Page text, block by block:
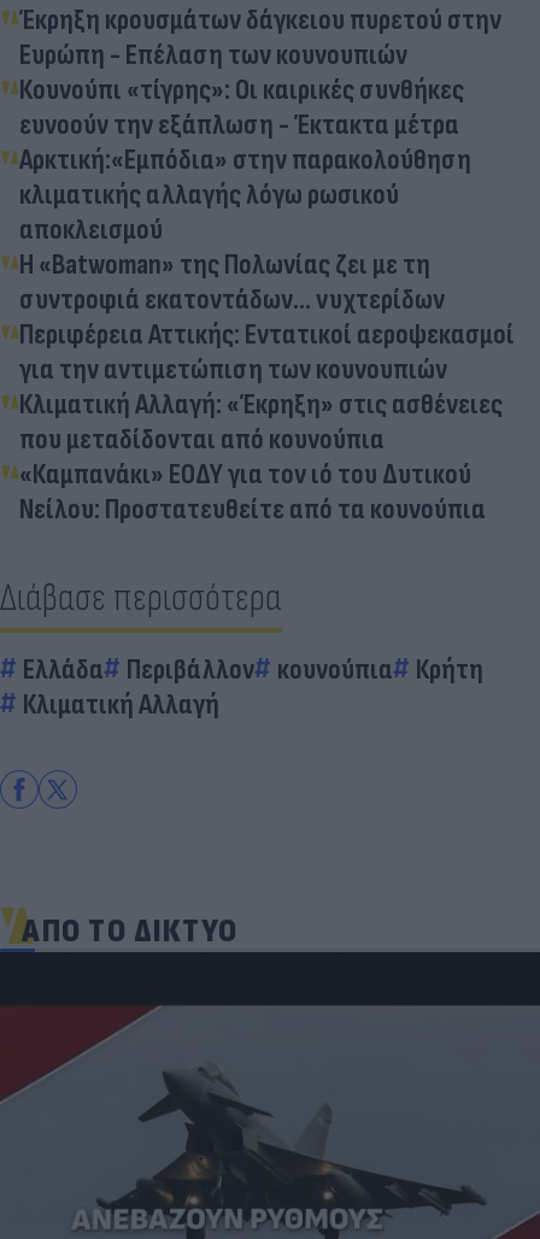
Έκρηξη κρουσμάτων δάγκειου πυρετού στην
Ευρώπη - Επέλαση των κουνουπιών
Κουνούπι «τίγρης»: Οι καιρικές συνθήκες
ευνοούν την εξάπλωση - Έκτακτα μέτρα
Αρκτική:«Εμπόδια» στην παρακολούθηση
κλιματικής αλλαγής λόγω ρωσικού
αποκλεισμού
Η «Batwoman» της Πολωνίας ζει με τη
συντροφιά εκατοντάδων... νυχτερίδων
Περιφέρεια Αττικής: Εντατικοί αεροψεκασμοί
για την αντιμετώπιση των κουνουπιών
Κλιματική Αλλαγή: «Έκρηξη» στις ασθένειες
που μεταδίδονται από κουνούπια
«Καμπανάκι» ΕΟΔΥ για τον ιό του Δυτικού
Νείλου: Προστατευθείτε από τα κουνούπια
Διάβασε περισσότερα
Ελλάδα Περιβάλλον κουνούπια
Κρήτη
Κλιματική Αλλαγή
ΑΠΟ ΤΟ ΔΙΚΤΥΟ